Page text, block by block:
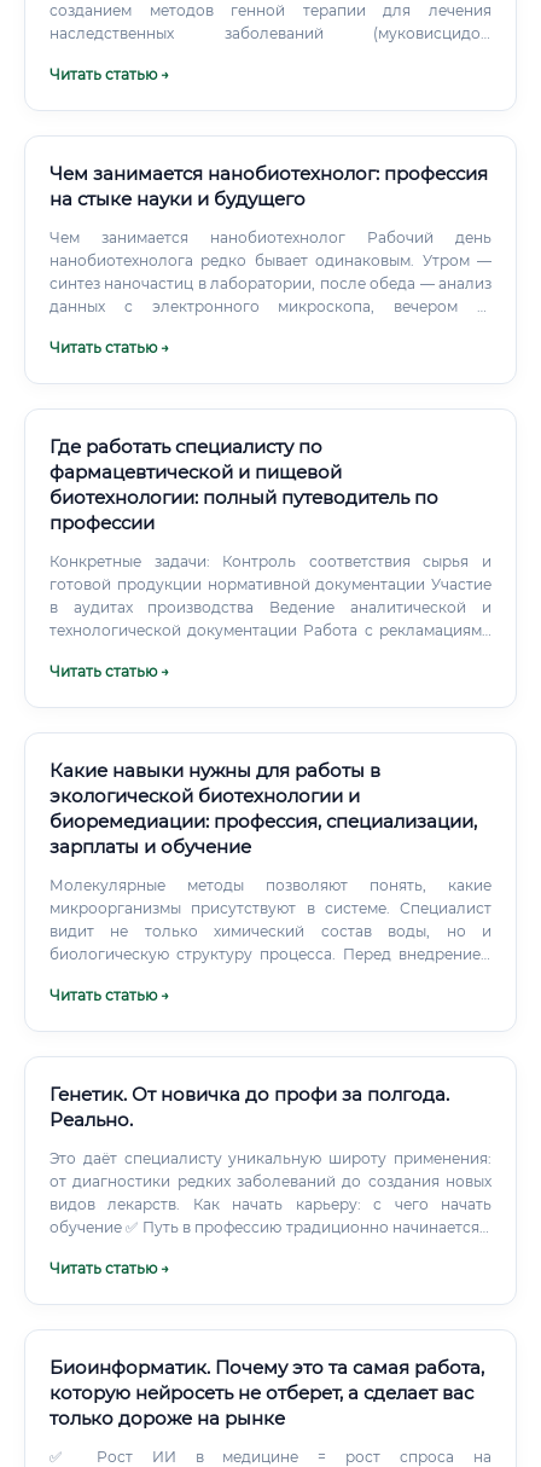
созданием методов генной терапии для лечения
наследственных заболеваний (муковисцидоз,
созданием вакцин нового поколения и диагностических
Читать статью →
Чем занимается нанобиотехнолог: профессия
на стыке науки и будущего
Чем занимается нанобиотехнолог Рабочий день
нанобиотехнолога редко бывает одинаковым. Утром —
синтез наночастиц в лаборатории, после обеда — анализ
данных с электронного микроскопа, вечером —
Читать статью →
Где работать специалисту по
фармацевтической и пищевой
биотехнологии: полный путеводитель по
профессии
Конкретные задачи: Контроль соответствия сырья и
готовой продукции нормативной документации Участие
в аудитах производства Ведение аналитической и
технологической документации Работа с рекламациями
работа Часть биотехнологов работает в R&D (Research
научных статей и патентов Участие в грантовых проектах
Сотрудничество с университетами и научными центрами
Регуляторная деятельность Особое направление,
особенно актуальное в фармацевтике. Специалист
занимается регистрацией препаратов, подготовкой
досье для регуляторных органов, взаимодействием с
Министерством здравоохранения.
Читать статью →
Какие навыки нужны для работы в
экологической биотехнологии и
биоремедиации: профессия, специализации,
зарплаты и обучение
Молекулярные методы позволяют понять, какие
микроорганизмы присутствуют в системе. Специалист
видит не только химический состав воды, но и
биологическую структуру процесса. Перед внедрением
обслуживания и устойчивость к изменению нагрузки.
Читать статью →
Генетик. От новичка до профи за полгода.
Реально.
Это даёт специалисту уникальную широту применения:
от диагностики редких заболеваний до создания новых
видов лекарств. Как начать карьеру: с чего начать
обучение ✅ Путь в профессию традиционно начинается с
образования.
Читать статью →
Биоинформатик. Почему это та самая работа,
которую нейросеть не отберет, а сделает вас
только дороже на рынке
✅ Рост ИИ в медицине = рост спроса на